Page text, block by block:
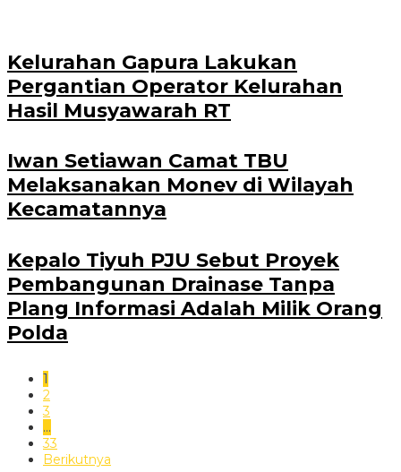
Kelurahan Gapura Lakukan
Pergantian Operator Kelurahan
Hasil Musyawarah RT
Iwan Setiawan Camat TBU
Melaksanakan Monev di Wilayah
Kecamatannya
Kepalo Tiyuh PJU Sebut Proyek
Pembangunan Drainase Tanpa
Plang Informasi Adalah Milik Orang
Polda
1
2
3
…
33
Berikutnya